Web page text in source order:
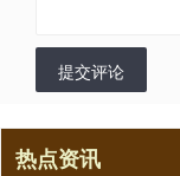
提交评论
热点资讯